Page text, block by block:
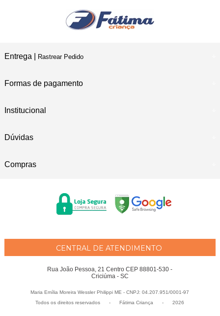
Entrega | Rastrear Pedido
Formas de pagamento
Institucional
Dúvidas
Compras
CENTRAL DE ATENDIMENTO
Rua João Pessoa, 21 Centro CEP 88801-530 -
Criciúma - SC
Maria Emília Moreira Wessler Philippi ME - CNPJ: 04.207.951/0001-97
Todos os direitos reservados
- Fátima Criança - 2026